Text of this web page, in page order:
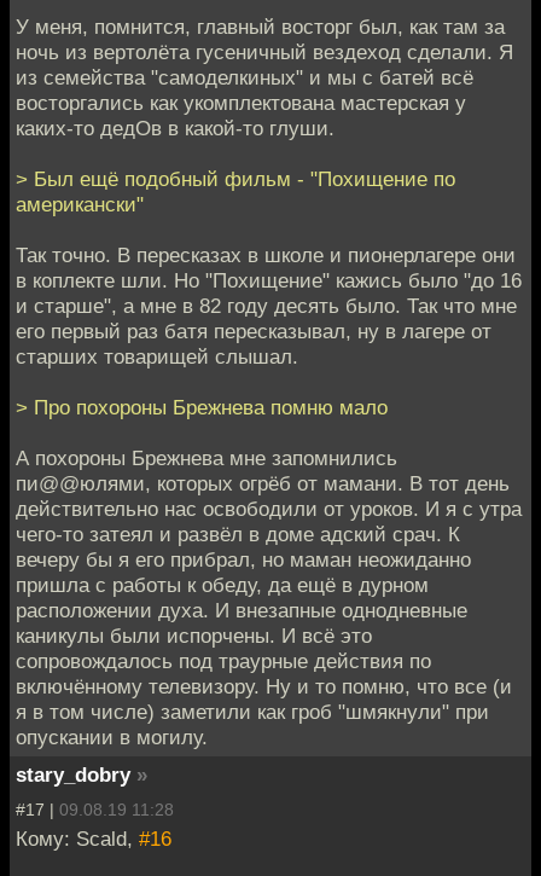
У меня, помнится, главный восторг был, как там за
ночь из вертолёта гусеничный вездеход сделали. Я
из семейства "самоделкиных" и мы с батей всё
восторгались как укомплектована мастерская у
каких-то дедОв в какой-то глуши.
> Был ещё подобный фильм - "Похищение по
американски"
Так точно. В пересказах в школе и пионерлагере они
в коплекте шли. Но "Похищение" кажись было "до 16
и старше", а мне в 82 году десять было. Так что мне
его первый раз батя пересказывал, ну в лагере от
старших товарищей слышал.
> Про похороны Брежнева помню мало
А похороны Брежнева мне запомнились
пи@@юлями, которых огрёб от мамани. В тот день
действительно нас освободили от уроков. И я с утра
чего-то затеял и развёл в доме адский срач. К
вечеру бы я его прибрал, но маман неожиданно
пришла с работы к обеду, да ещё в дурном
расположении духа. И внезапные однодневные
каникулы были испорчены. И всё это
сопровождалось под траурные действия по
включённому телевизору. Ну и то помню, что все (и
я в том числе) заметили как гроб "шмякнули" при
опускании в могилу.
stary_dobry »
#17 | 09.08.19 11:28
Кому: Scald, #16